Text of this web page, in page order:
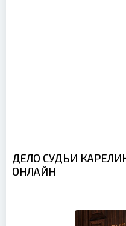
ДЕЛО СУДЬИ
ОНЛАЙН